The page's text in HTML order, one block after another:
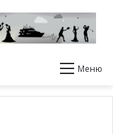
Меню